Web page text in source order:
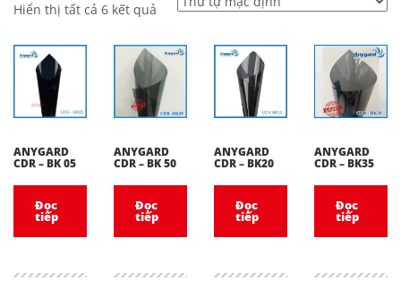
Hiển thị tất cả 6 kết quả
ANYGARD
CDR – BK 05
Đọc
tiếp
ANYGARD
CDR – BK 50
Đọc
tiếp
ANYGARD
CDR – BK20
Đọc
tiếp
ANYGARD
CDR – BK35
Đọc
tiếp